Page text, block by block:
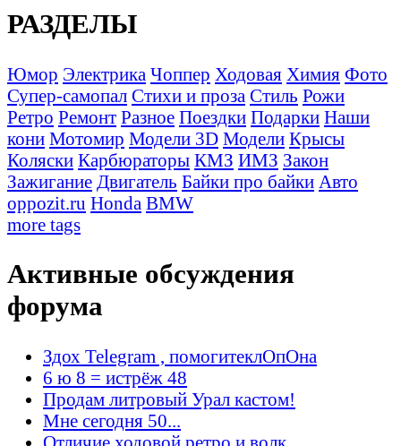
РАЗДЕЛЫ
Юмор Электрика Чоппер Ходовая Химия Фото
Супер-самопал Стихи и проза Стиль Рожи
Ретро Ремонт Разное Поездки Подарки Наши
кони Мотомир Модели 3D Модели Крысы
Коляски Карбюраторы КМЗ ИМЗ Закон
Зажигание Двигатель Байки про байки Авто
oppozit.ru Honda BMW
more tags
Активные обсуждения
форума
Здох Telegram , помогитеклОпОна
6 ю 8 = истрёж 48
Продам литровый Урал кастом!
Мне сегодня 50...